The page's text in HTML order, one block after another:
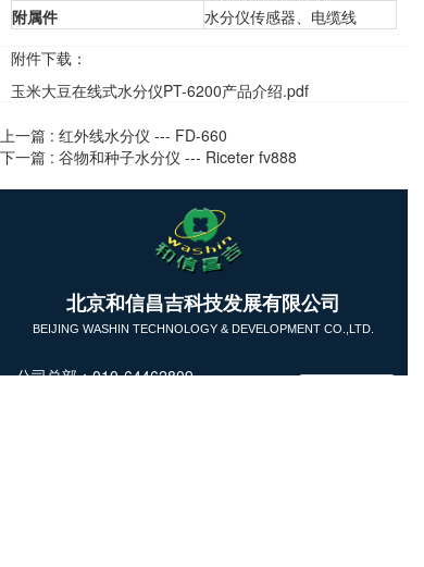
附属件
水分仪传感器、电缆线
附件下载：
玉米大豆在线式水分仪PT-6200产品介绍.pdf
上一篇 : 红外线水分仪 --- FD-660
下一篇 : 谷物和种子水分仪 --- Riceter fv888
g
l
北京和信昌吉科技发展有限公司
BEIJING WASHIN TECHNOLOGY & DEVELOPMENT CO.,LTD.
公司总部：010-64462809